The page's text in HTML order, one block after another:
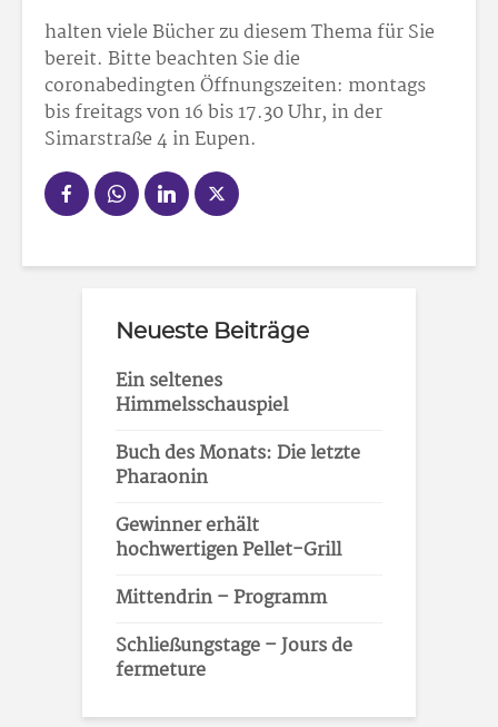
halten viele Bücher zu diesem Thema für Sie
bereit. Bitte beachten Sie die
coronabedingten Öffnungszeiten: montags
bis freitags von 16 bis 17.30 Uhr, in der
Simarstraße 4 in Eupen.
Neueste Beiträge
Ein seltenes
Himmelsschauspiel
Buch des Monats: Die letzte
Pharaonin
Gewinner erhält
hochwertigen Pellet-Grill
Mittendrin – Programm
Schließungstage – Jours de
fermeture